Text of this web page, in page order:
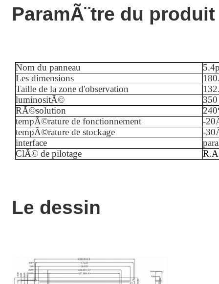
ParamÃ¨tre du produit
Nom du panneau 5.4
Les dimensions
Taille de la zone d'observation
luminositÃ©
35
RÃ©solution
240
tempÃ©rature de fonctionnement
-20
tempÃ©rature de stockage
-3
interface
ClÃ© de pilotage
Le dessin